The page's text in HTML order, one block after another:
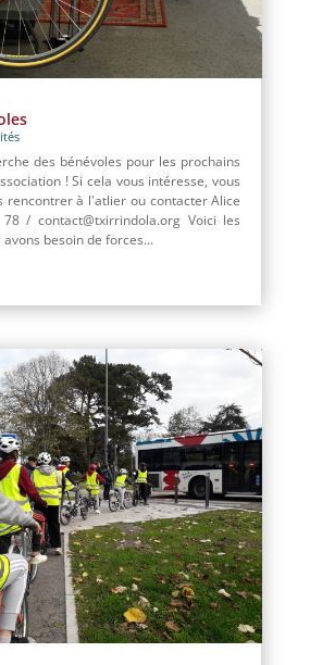
des bénévoles pour les prochains
! Si cela vous intéresse, vous
rencontrer à l'atlier ou contacter Alice
/ contact@txirrindola.org Voici les
besoin de forces...